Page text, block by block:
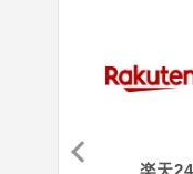
楽天24